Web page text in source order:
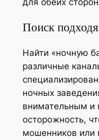
Поиск
Найти «ночную
различные
ночных
внимательным и
осторожность,
мошенников или